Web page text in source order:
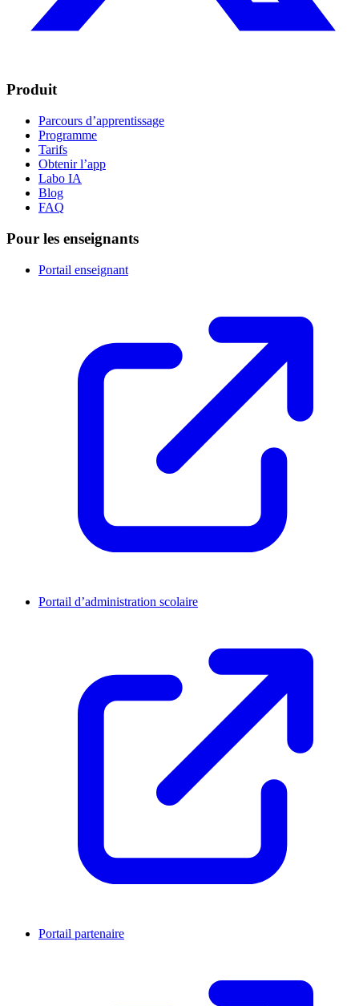
Produit
Parcours d’apprentissage
Programme
Tarifs
Obtenir l’app
Labo IA
Blog
FAQ
Pour les enseignants
Portail enseignant
Portail d’administration scolaire
Portail partenaire